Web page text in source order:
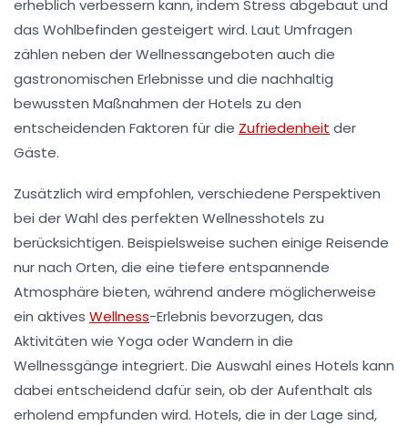
erheblich verbessern kann, indem Stress abgebaut und
das Wohlbefinden gesteigert wird. Laut Umfragen
zählen neben der Wellnessangeboten auch die
gastronomischen Erlebnisse und die nachhaltig
bewussten Maßnahmen der Hotels zu den
entscheidenden Faktoren für die Zufriedenheit der
Gäste.
Zusätzlich wird empfohlen, verschiedene Perspektiven
bei der Wahl des perfekten Wellnesshotels zu
berücksichtigen. Beispielsweise suchen einige Reisende
nur nach Orten, die eine tiefere entspannende
Atmosphäre bieten, während andere möglicherweise
ein aktives Wellness-Erlebnis bevorzugen, das
Aktivitäten wie Yoga oder Wandern in die
Wellnessgänge integriert. Die Auswahl eines Hotels kann
dabei entscheidend dafür sein, ob der Aufenthalt als
erholend empfunden wird. Hotels, die in der Lage sind,